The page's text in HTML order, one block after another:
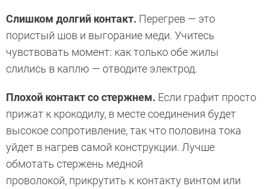
Слишком долгий контакт. Перегрев — это
пористый шов и выгорание меди. Учитесь
чувствовать момент: как только обе жилы
слились в каплю — отводите электрод.
Плохой контакт со стержнем. Если графит просто
прижат к крокодилу, в месте соединения будет
высокое сопротивление, так что половина тока
уйдет в нагрев самой конструкции. Лучше
обмотать стержень медной
проволокой, прикрутить к контакту винтом или